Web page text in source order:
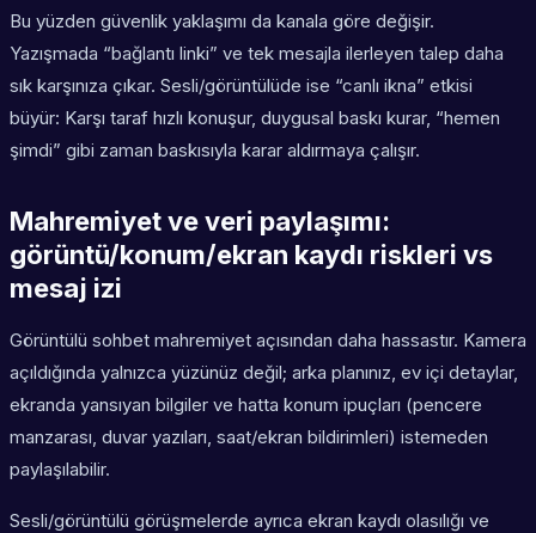
Bu yüzden güvenlik yaklaşımı da kanala göre değişir.
Yazışmada “bağlantı linki” ve tek mesajla ilerleyen talep daha
sık karşınıza çıkar. Sesli/görüntülüde ise “canlı ikna” etkisi
büyür: Karşı taraf hızlı konuşur, duygusal baskı kurar, “hemen
şimdi” gibi zaman baskısıyla karar aldırmaya çalışır.
Mahremiyet ve veri paylaşımı:
görüntü/konum/ekran kaydı riskleri vs
mesaj izi
Görüntülü sohbet mahremiyet açısından daha hassastır. Kamera
açıldığında yalnızca yüzünüz değil; arka planınız, ev içi detaylar,
ekranda yansıyan bilgiler ve hatta konum ipuçları (pencere
manzarası, duvar yazıları, saat/ekran bildirimleri) istemeden
paylaşılabilir.
Sesli/görüntülü görüşmelerde ayrıca ekran kaydı olasılığı ve